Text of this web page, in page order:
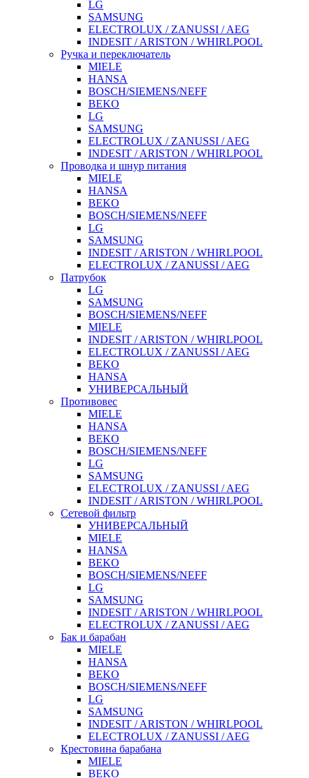
LG
SAMSUNG
ELECTROLUX / ZANUSSI / AEG
INDESIT / ARISTON / WHIRLPOOL
Ручка и переключатель
MIELE
HANSA
BOSCH/SIEMENS/NEFF
BEKO
LG
SAMSUNG
ELECTROLUX / ZANUSSI / AEG
INDESIT / ARISTON / WHIRLPOOL
Проводка и шнур питания
MIELE
HANSA
BEKO
BOSCH/SIEMENS/NEFF
LG
SAMSUNG
INDESIT / ARISTON / WHIRLPOOL
ELECTROLUX / ZANUSSI / AEG
Патрубок
LG
SAMSUNG
BOSCH/SIEMENS/NEFF
MIELE
INDESIT / ARISTON / WHIRLPOOL
ELECTROLUX / ZANUSSI / AEG
BEKO
HANSA
УНИВЕРСАЛЬНЫЙ
Противовес
MIELE
HANSA
BEKO
BOSCH/SIEMENS/NEFF
LG
SAMSUNG
ELECTROLUX / ZANUSSI / AEG
INDESIT / ARISTON / WHIRLPOOL
Сетевой фильтр
УНИВЕРСАЛЬНЫЙ
MIELE
HANSA
BEKO
BOSCH/SIEMENS/NEFF
LG
SAMSUNG
INDESIT / ARISTON / WHIRLPOOL
ELECTROLUX / ZANUSSI / AEG
Бак и барабан
MIELE
HANSA
BEKO
BOSCH/SIEMENS/NEFF
LG
SAMSUNG
INDESIT / ARISTON / WHIRLPOOL
ELECTROLUX / ZANUSSI / AEG
Крестовина барабана
MIELE
BEKO